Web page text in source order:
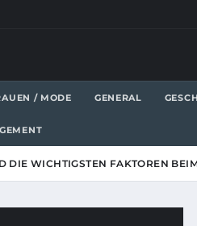
/ MODE GENERAL
DIE WICHTIGSTEN FAKTOREN